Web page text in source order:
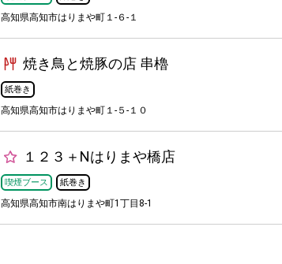
高知県高知市はりまや町１-６-１
焼き鳥と焼豚の店 串櫓
紙巻き
高知県高知市はりまや町１-５-１０
１２３＋Nはりまや橋店
喫煙ブース 紙巻き
高知県高知市南はりまや町1丁目8-1